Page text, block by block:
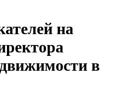
на
в